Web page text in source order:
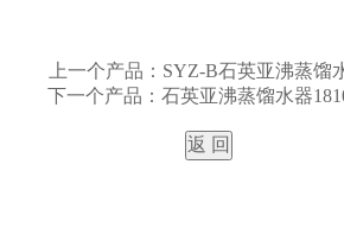
上一个产品： SYZ-B石英亚沸蒸馏
下一个产品： 石英亚沸蒸馏水器